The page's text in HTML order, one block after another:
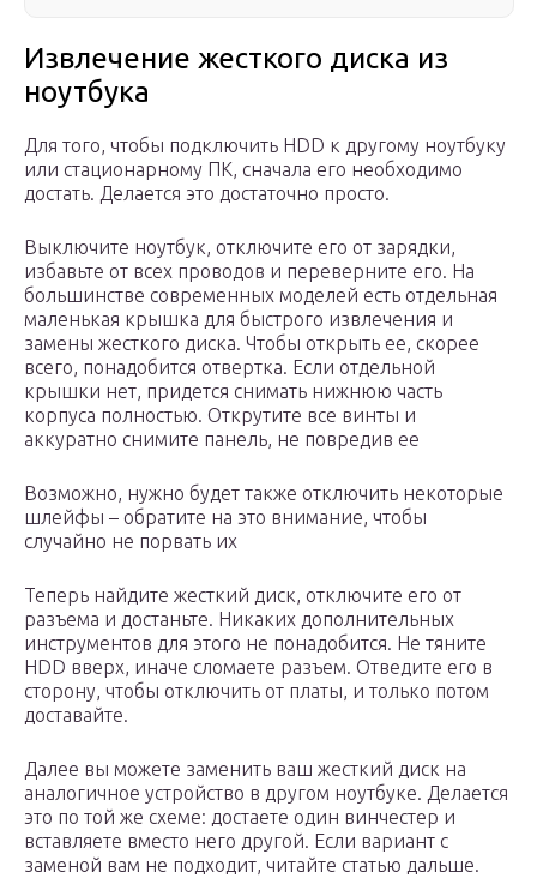
Извлечение жесткого диска из
ноутбука
Для того, чтобы подключить HDD к другому ноутбуку
или стационарному ПК, сначала его необходимо
достать. Делается это достаточно просто.
Выключите ноутбук, отключите его от зарядки,
избавьте от всех проводов и переверните его. На
большинстве современных моделей есть отдельная
маленькая крышка для быстрого извлечения и
замены жесткого диска. Чтобы открыть ее, скорее
всего, понадобится отвертка. Если отдельной
крышки нет, придется снимать нижнюю часть
корпуса полностью. Открутите все винты и
аккуратно снимите панель, не повредив ее
Возможно, нужно будет также отключить некоторые
шлейфы – обратите на это внимание, чтобы
случайно не порвать их
Теперь найдите жесткий диск, отключите его от
разъема и достаньте. Никаких дополнительных
инструментов для этого не понадобится. Не тяните
HDD вверх, иначе сломаете разъем. Отведите его в
сторону, чтобы отключить от платы, и только потом
доставайте.
Далее вы можете заменить ваш жесткий диск на
аналогичное устройство в другом ноутбуке. Делается
это по той же схеме: достаете один винчестер и
вставляете вместо него другой. Если вариант с
заменой вам не подходит, читайте статью дальше.